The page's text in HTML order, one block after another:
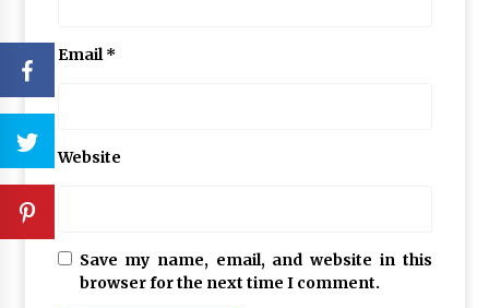
Email*
Website
Save my name, email, and website in this
browser for the next time I comment.